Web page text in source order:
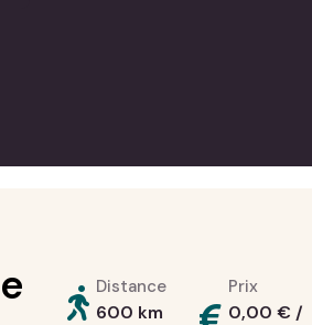
Distance
600 km
Prix
0,00 € /